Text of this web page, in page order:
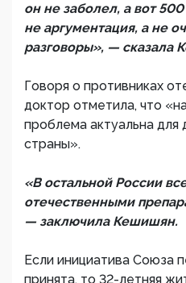
он не заболел, а вот
не аргументация, а не
разговоры», — сказала
Говоря о противниках
доктор отметила, что
проблема актуальна для
страны».
«В остальной России
отечественными
— заключила Кешишян.
Если инициатива Союза
принята, то 32-летняя